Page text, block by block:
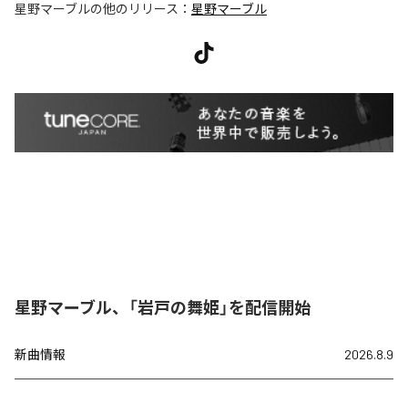
星野マーブルの他のリリース： 星野マーブル
星野マーブル、「岩戸の舞姫」を配信開始
新曲情報 2026.8.9